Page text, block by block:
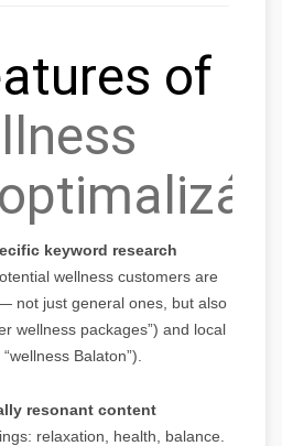
of
keyword research
wellness customers are
not just general ones, but also
wellness packages”) and local
Balaton”).
resonant content
relaxation, health, balance.